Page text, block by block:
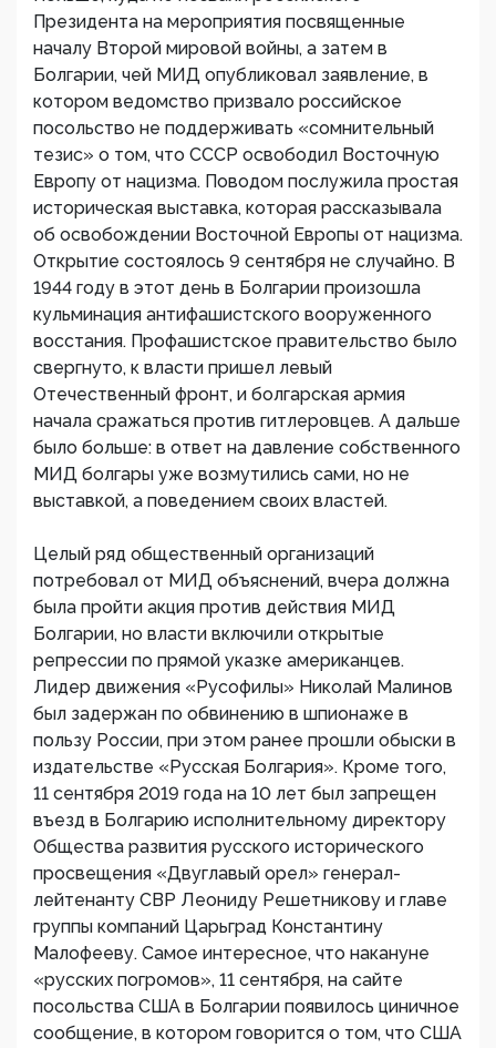
Президента на мероприятия посвященные
началу Второй мировой войны, а затем в
Болгарии, чей МИД опубликовал заявление, в
котором ведомство призвало российское
посольство не поддерживать «сомнительный
тезис» о том, что СССР освободил Восточную
Европу от нацизма. Поводом послужила простая
историческая выставка, которая рассказывала
об освобождении Восточной Европы от нацизма.
Открытие состоялось 9 сентября не случайно. В
1944 году в этот день в Болгарии произошла
кульминация антифашистского вооруженного
восстания. Профашистское правительство было
свергнуто, к власти пришел левый
Отечественный фронт, и болгарская армия
начала сражаться против гитлеровцев. А дальше
было больше: в ответ на давление собственного
МИД болгары уже возмутились сами, но не
выставкой, а поведением своих властей.
Целый ряд общественный организаций
потребовал от МИД объяснений, вчера должна
была пройти акция против действия МИД
Болгарии, но власти включили открытые
репрессии по прямой указке американцев.
Лидер движения «Русофилы» Николай Малинов
был задержан по обвинению в шпионаже в
пользу России, при этом ранее прошли обыски в
издательстве «Русская Болгария». Кроме того,
11 сентября 2019 года на 10 лет был запрещен
въезд в Болгарию исполнительному директору
Общества развития русского исторического
просвещения «Двуглавый орел» генерал-
лейтенанту СВР Леониду Решетникову и главе
группы компаний Царьград Константину
Малофееву. Самое интересное, что накануне
«русских погромов», 11 сентября, на сайте
посольства США в Болгарии появилось циничное
сообщение, в котором говорится о том, что США